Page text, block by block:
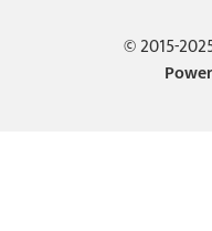
© 2015-